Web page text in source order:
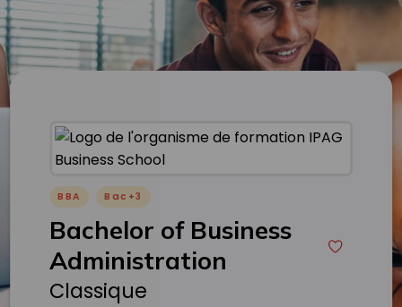
BBA Bac+3
Bachelor of Business
Administration
Classique